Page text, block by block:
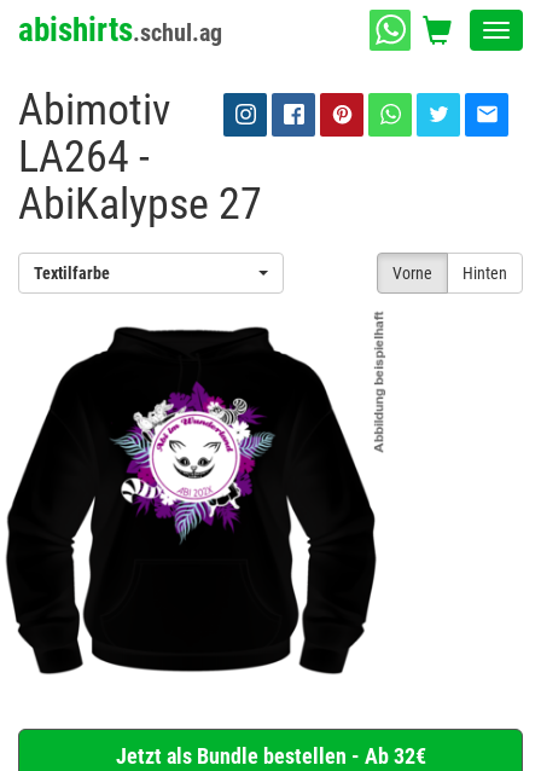
abishirts.schul.ag
Abimotiv
LA264 -
AbiKalypse 27
Vorne Hinten
Textilfarbe
Jetzt als Bundle bestellen - Ab 32€